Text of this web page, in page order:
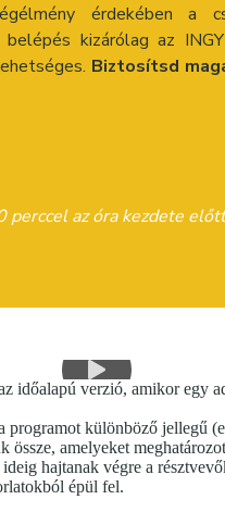
érdekében a
kizárólag az
Biztosítsd
perccel az óra kezdete
időalapú verzió, amikor egy
programot különböző jellegű
amelyeket
hajtanak végre a
épül fel.